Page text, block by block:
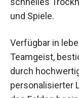
und Qualität auf
zudem ein
Trainings und
Verfügbar in
deinem